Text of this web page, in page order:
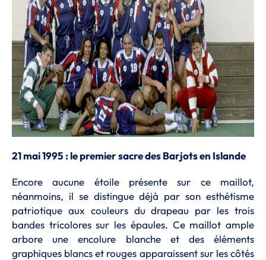
21 mai 1995 : le premier sacre des Barjots en Islande
Encore aucune étoile présente sur ce maillot,
néanmoins, il se distingue déjà par son esthétisme
patriotique aux couleurs du drapeau par les trois
bandes tricolores sur les épaules. Ce maillot ample
arbore une encolure blanche et des éléments
graphiques blancs et rouges apparaissent sur les côtés